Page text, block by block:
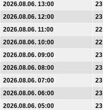
2026.08.06. 13:00
23
2026.08.06. 12:00
23
2026.08.06. 11:00
22
2026.08.06. 10:00
22
2026.08.06. 09:00
23
2026.08.06. 08:00
23
2026.08.06. 07:00
23
2026.08.06. 06:00
23
2026.08.06. 05:00
23